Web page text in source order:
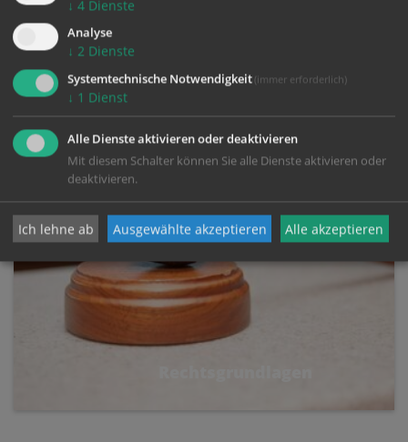
Gemäß der Informationspflicht bei "Erhebung
von personenbezogenen Daten bei
betroffenen Personen" (Artikel 13 DSGVO)
↓ 4 Dienste
Analyse
↓ 2 Dienste
Systemtechnische Notwendigkeit (immer erforderlich)
↓ 1 Dienst
Alle Dienste aktivieren oder deaktivieren
Mit diesem Schalter können Sie alle Dienste aktivieren oder
deaktivieren.
Ich lehne ab Ausgewählte akzeptieren Alle akzeptieren